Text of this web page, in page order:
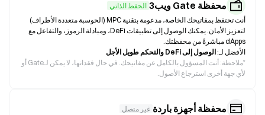
محفظة Gate ويب3
الحفظ الذاتي
أنت تحتفظ بمفاتيحك الخاصة، مدعومة بتقنية MPC (الحوسبة متعددة الأطراف)
لتعزيز الأمان. يمكنك الوصول إلى تطبيقات DeFi، ومبادلة الرموز، والتفاعل مع
dApps مباشرةً من محفظتك.
الأفضل لـ:الوصول إلى DeFi والتحكم طويل الأجل
*
ملاحظة: أنت المسؤول بالكامل عن مفاتيحك. في حال فقدانها، لا يمكن لـGate أو
لأي جهة أخرى استرجاع الأصول.
محفظة أجهزة باردة غير متصل